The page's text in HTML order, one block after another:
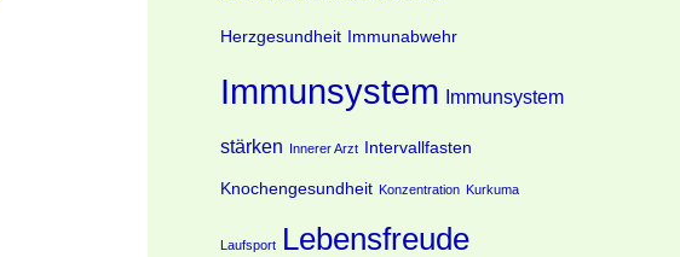
Herzgesundheit Immunabwehr
Immunsystem Immunsystem
stärken Innerer Arzt Intervallfasten
Knochengesundheit Konzentration Kurkuma
Laufsport Lebensfreude